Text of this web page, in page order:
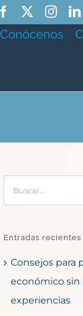
Facebook
Conócenos
Entradas recientes
Consejos para
económico sin
experiencias